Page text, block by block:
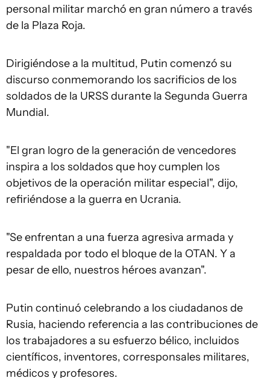
personal militar marchó en gran número a través
de la Plaza Roja.
Dirigiéndose a la multitud, Putin comenzó su
discurso conmemorando los sacrificios de los
soldados de la URSS durante la Segunda Guerra
Mundial.
"El gran logro de la generación de vencedores
inspira a los soldados que hoy cumplen los
objetivos de la operación militar especial", dijo,
refiriéndose a la guerra en Ucrania.
"Se enfrentan a una fuerza agresiva armada y
respaldada por todo el bloque de la OTAN. Y a
pesar de ello, nuestros héroes avanzan".
Putin continuó celebrando a los ciudadanos de
Rusia, haciendo referencia a las contribuciones de
los trabajadores a su esfuerzo bélico, incluidos
científicos, inventores, corresponsales militares,
médicos y profesores.